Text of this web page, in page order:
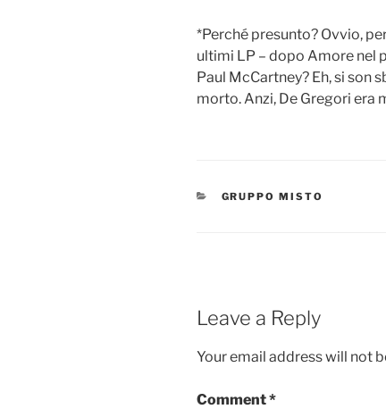
*Perché presunto? Ovvio,
ultimi LP – dopo Amore nel
Paul McCartney? Eh, si son
morto. Anzi, De Gregori era
CATEGORIES
GRUPPO MISTO
Leave a Reply
Your email address will not
Comment*